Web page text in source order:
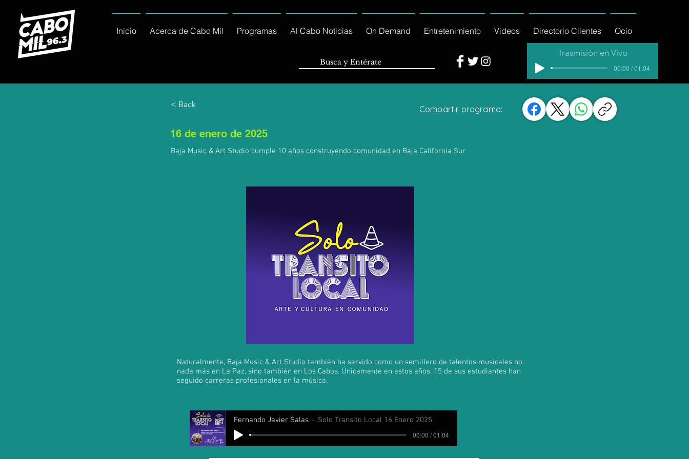
Inicio Acerca de Cabo Mil Programas Al Cabo Noticias On Demand Entretenimiento Videos Directorio Clientes Ocio
Trasmisión en Vivo
00:00 / 01:04
< Back Compartir programa:
16 de enero de 2025
Baja Music & Art Studio cumple 10 años construyendo comunidad en Baja California Sur
Naturalmente, Baja Music & Art Studio también ha servido como un semillero de talentos musicales no
nada más en La Paz, sino también en Los Cabos. Únicamente en estos años, 15 de sus estudiantes han
seguido carreras profesionales en la música.
Fernando Javier Salas Solo Transito Local 16 Enero 2025
00:00 / 01:04